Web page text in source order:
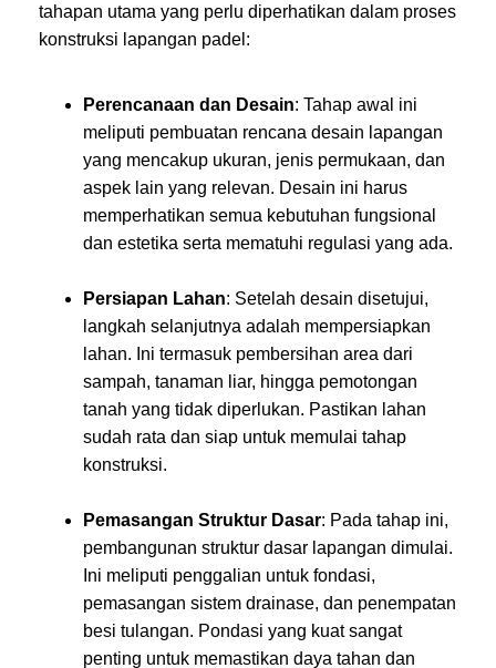
tahapan utama yang perlu diperhatikan dalam proses
konstruksi lapangan padel:
Perencanaan dan Desain: Tahap awal ini
meliputi pembuatan rencana desain lapangan
yang mencakup ukuran, jenis permukaan, dan
aspek lain yang relevan. Desain ini harus
memperhatikan semua kebutuhan fungsional
dan estetika serta mematuhi regulasi yang ada.
Persiapan Lahan: Setelah desain disetujui,
langkah selanjutnya adalah mempersiapkan
lahan. Ini termasuk pembersihan area dari
sampah, tanaman liar, hingga pemotongan
tanah yang tidak diperlukan. Pastikan lahan
sudah rata dan siap untuk memulai tahap
konstruksi.
Pemasangan Struktur Dasar: Pada tahap ini,
pembangunan struktur dasar lapangan dimulai.
Ini meliputi penggalian untuk fondasi,
pemasangan sistem drainase, dan penempatan
besi tulangan. Pondasi yang kuat sangat
penting untuk memastikan daya tahan dan